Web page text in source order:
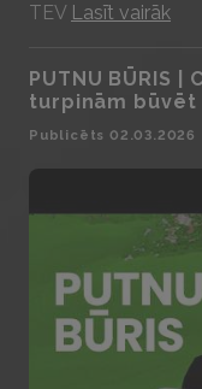
TEV Lasīt vairāk
PUTNU BŪRIS |
turpinām būvēt
Publicēts 02.03.2026